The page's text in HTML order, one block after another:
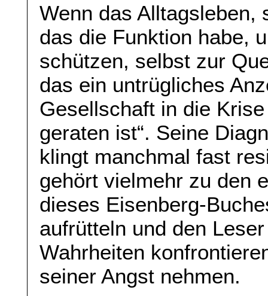
Wenn das Alltagsleben,
das die Funktion habe,
schützen, selbst zur
das ein untrügliches
Gesellschaft in die
geraten ist“. Seine
klingt manchmal fast
gehört vielmehr zu den
dieses Eisenberg-
aufrütteln und den
Wahrheiten
seiner Angst nehmen.